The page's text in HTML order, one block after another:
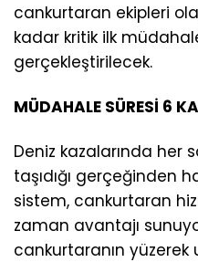
cankurtaran ekipleri
kadar kritik ilk
gerçekleştirilecek.
MÜDAHALE SÜRESİ 6
Deniz kazalarında her
taşıdığı gerçeğinden
sistem, cankurtaran
zaman avantajı
cankurtaranın